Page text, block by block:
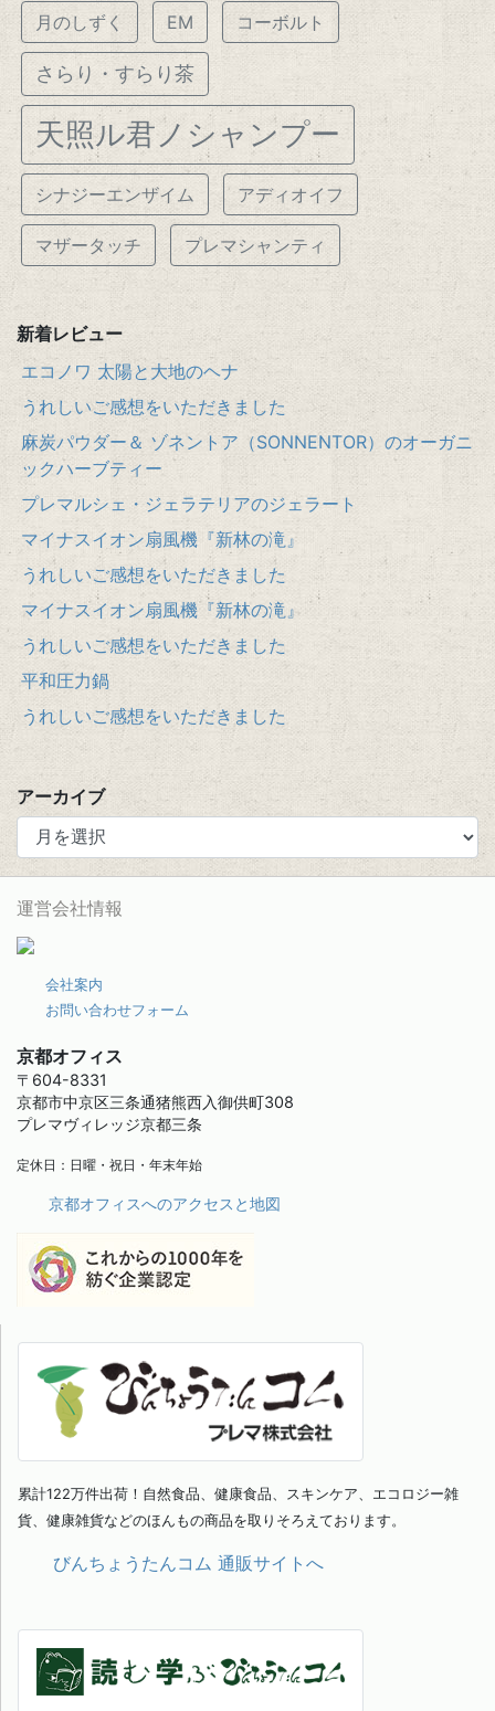
月のしずく EM コーボルト
さらり・すらり茶
天照ル君ノシャンプー
シナジーエンザイム アディオイフ
マザータッチ プレマシャンティ
新着レビュー
エコノワ 太陽と大地のヘナ
うれしいご感想をいただきました
麻炭パウダー＆ ゾネントア（SONNENTOR）のオーガニ
ックハーブティー
プレマルシェ・ジェラテリアのジェラート
マイナスイオン扇風機『新林の滝』
うれしいご感想をいただきました
マイナスイオン扇風機『新林の滝』
うれしいご感想をいただきました
平和圧力鍋
うれしいご感想をいただきました
アーカイブ
運営会社情報
会社案内
お問い合わせフォーム
京都オフィス
〒604-8331
京都市中京区三条通猪熊西入御供町308
プレマヴィレッジ京都三条
定休日：日曜・祝日・年末年始
京都オフィスへのアクセスと地図
累計122万件出荷！自然食品、健康食品、スキンケア、エコロジー雑
貨、健康雑貨などのほんもの商品を取りそろえております。
びんちょうたんコム 通販サイトへ